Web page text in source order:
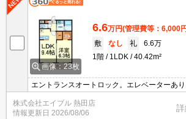
画像：23枚
6.6万円(管理費等：6,000
敷
なし 礼
6.6万
1階
1LDK 40.42m²
エントランスオートロック。エレベーターあ
ト付き。インターネット無料。TVインターホ
ターキッチン。
株式会社エイブル 熱田店
情報更新日 2026/08/06